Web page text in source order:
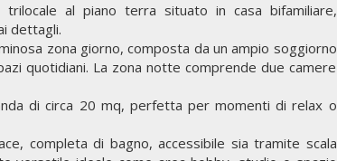
trilocale al piano terra situato in casa bifamiliare,
dettagli.
zona giorno, composta da un ampio soggiorno
quotidiani. La zona notte comprende due camere
di circa 20 mq, perfetta per momenti di relax o
completa di bagno, accessibile sia tramite scala